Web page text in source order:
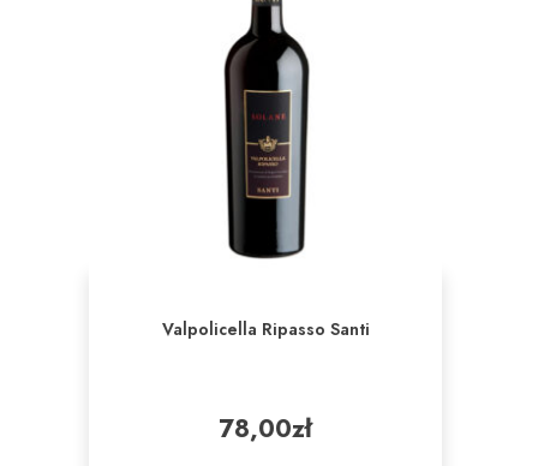
Valpolicella Ripasso Santi
78,00zł